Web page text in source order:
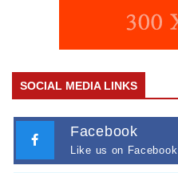
SOCIAL MEDIA LINKS
Facebook
Like us on Facebook